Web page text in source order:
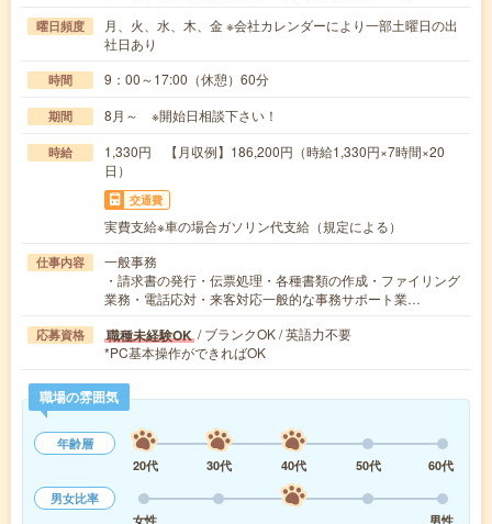
曜日頻度
月、火、水、木、金 ※会社カレンダーにより一部土曜日の出
社日あり
時間 9：00～17:00（休憩）60分
期間 8月～ ※開始日相談下さい！
時給
1,330円 【月収例】186,200円（時給1,330円×7時間×20
日）
交通費
実費支給※車の場合ガソリン代支給（規定による）
仕事内容
一般事務
・請求書の発行・伝票処理・各種書類の作成・ファイリング
業務・電話応対・来客対応一般的な事務サポート業…
応募資格 職種未経験OK / ブランクOK / 英語力不要
*PC基本操作ができればOK
職場の雰囲気
年齢層
20代
30代 40代 50代
60代
男女比率
女性
男性